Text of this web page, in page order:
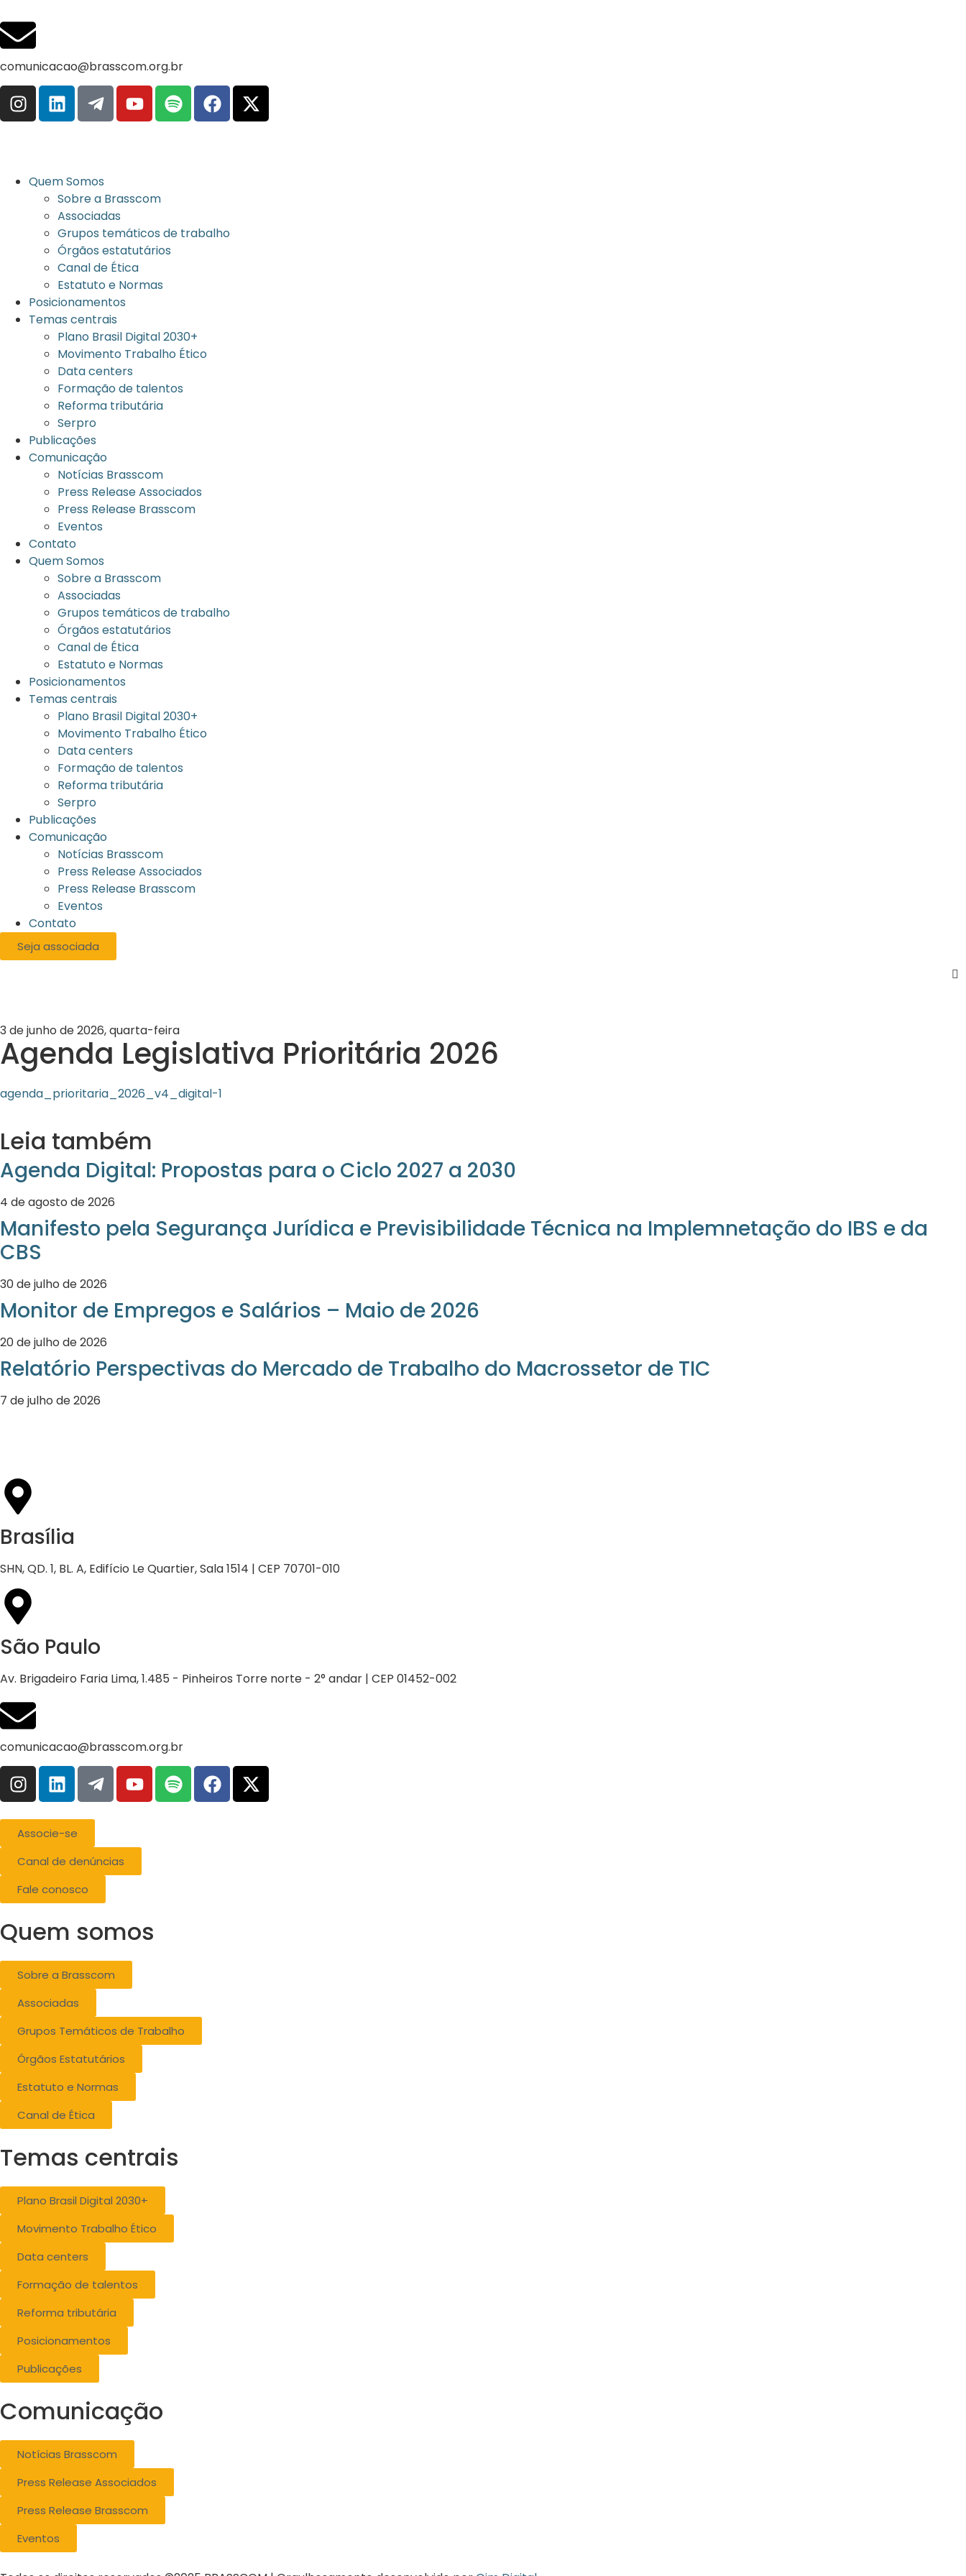
comunicacao@brasscom.org.br
Quem Somos
Sobre a Brasscom
Associadas
Grupos temáticos de trabalho
Órgãos estatutários
Canal de Ética
Estatuto e Normas
Posicionamentos
Temas centrais
Plano Brasil Digital 2030+
Movimento Trabalho Ético
Data centers
Formação de talentos
Reforma tributária
Serpro
Publicações
Comunicação
Notícias Brasscom
Press Release Associados
Press Release Brasscom
Eventos
Contato
Quem Somos
Sobre a Brasscom
Associadas
Grupos temáticos de trabalho
Órgãos estatutários
Canal de Ética
Estatuto e Normas
Posicionamentos
Temas centrais
Plano Brasil Digital 2030+
Movimento Trabalho Ético
Data centers
Formação de talentos
Reforma tributária
Serpro
Publicações
Comunicação
Notícias Brasscom
Press Release Associados
Press Release Brasscom
Eventos
Contato
Seja associada
3 de junho de 2026, quarta-feira
Agenda Legislativa Prioritária 2026
agenda_prioritaria_2026_v4_digital-1
Leia também
Agenda Digital: Propostas para o Ciclo 2027 a 2030
4 de agosto de 2026
Manifesto pela Segurança Jurídica e Previsibilidade Técnica na Implemnetação do IBS e da
CBS
30 de julho de 2026
Monitor de Empregos e Salários – Maio de 2026
20 de julho de 2026
Relatório Perspectivas do Mercado de Trabalho do Macrossetor de TIC
7 de julho de 2026
Brasília
SHN, QD. 1, BL. A, Edifício Le Quartier, Sala 1514 | CEP 70701-010
São Paulo
Av. Brigadeiro Faria Lima, 1.485 - Pinheiros Torre norte - 2° andar | CEP 01452-002
comunicacao@brasscom.org.br
Associe-se
Canal de denúncias
Fale conosco
Quem somos
Sobre a Brasscom
Associadas
Grupos Temáticos de Trabalho
Órgãos Estatutários
Estatuto e Normas
Canal de Ética
Temas centrais
Plano Brasil Digital 2030+
Movimento Trabalho Ético
Data centers
Formação de talentos
Reforma tributária
Posicionamentos
Publicações
Comunicação
Notícias Brasscom
Press Release Associados
Press Release Brasscom
Eventos